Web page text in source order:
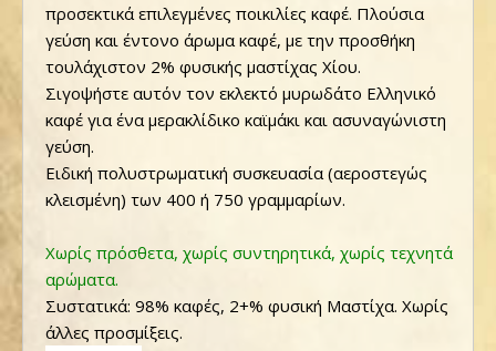
προσεκτικά επιλεγμένες ποικιλίες καφέ. Πλούσια
γεύση και έντονο άρωμα καφέ, με την προσθήκη
τουλάχιστον 2% φυσικής μαστίχας Χίου.
Σιγοψήστε αυτόν τον εκλεκτό μυρωδάτο Ελληνικό
καφέ για ένα μερακλίδικο καϊμάκι και ασυναγώνιστη
γεύση.
Ειδική πολυστρωματική συσκευασία (αεροστεγώς
κλεισμένη) των 400 ή 750 γραμμαρίων.
Χωρίς πρόσθετα, χωρίς συντηρητικά, χωρίς τεχνητά
αρώματα.
Συστατικά: 98% καφές, 2+% φυσική Μαστίχα. Χωρίς
άλλες προσμίξεις.